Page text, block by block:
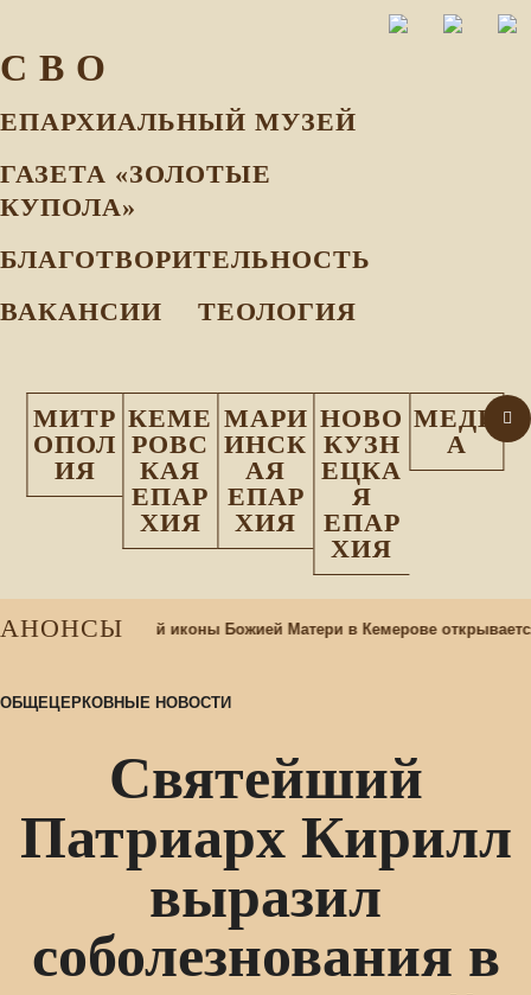
С В О
ЕПАРХИАЛЬНЫЙ МУЗEЙ
ГАЗЕТА «ЗОЛОТЫЕ
КУПОЛА»
БЛАГОТВОРИТЕЛЬНОСТЬ
ВАКАНСИИ
ТЕОЛОГИЯ
МИТР
ОПОЛ
ИЯ
КЕМЕ
РОВС
КАЯ
ЕПАР
ХИЯ
МАРИ
ИНСК
АЯ
ЕПАР
ХИЯ
НОВО
КУЗН
ЕЦКА
Я
ЕПАР
ХИЯ
МЕДИ
А
АНОНСЫ
храме Казанской иконы Божией Матери в Кемерове
ОБЩЕЦЕРКОВНЫЕ НОВОСТИ
Святейший
Патриарх Кирилл
выразил
соболезнования в